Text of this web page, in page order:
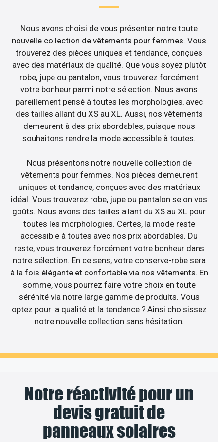
Nous avons choisi de vous présenter notre toute
nouvelle collection de vêtements pour femmes. Vous
trouverez des pièces uniques et tendance, conçues
avec des matériaux de qualité. Que vous soyez plutôt
robe, jupe ou pantalon, vous trouverez forcément
votre bonheur parmi notre sélection. Nous avons
pareillement pensé à toutes les morphologies, avec
des tailles allant du XS au XL. Aussi, nos vêtements
demeurent à des prix abordables, puisque nous
souhaitons rendre la mode accessible à toutes.
Nous présentons notre nouvelle collection de
vêtements pour femmes. Nos pièces demeurent
uniques et tendance, conçues avec des matériaux
idéal. Vous trouverez robe, jupe ou pantalon selon vos
goûts. Nous avons des tailles allant du XS au XL pour
toutes les morphologies. Certes, la mode reste
accessible à toutes avec nos prix abordables. Du
reste, vous trouverez forcément votre bonheur dans
notre sélection. En ce sens, votre conserve-robe sera
à la fois élégante et confortable via nos vêtements. En
somme, vous pourrez faire votre choix en toute
sérénité via notre large gamme de produits. Vous
optez pour la qualité et la tendance ? Ainsi choisissez
notre nouvelle collection sans hésitation.
Notre réactivité pour un
devis gratuit de
panneaux solaires